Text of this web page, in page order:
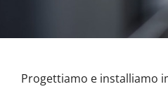
Progettiamo e installiamo